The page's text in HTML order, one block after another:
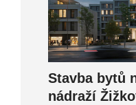
Stavba bytů
nádraží